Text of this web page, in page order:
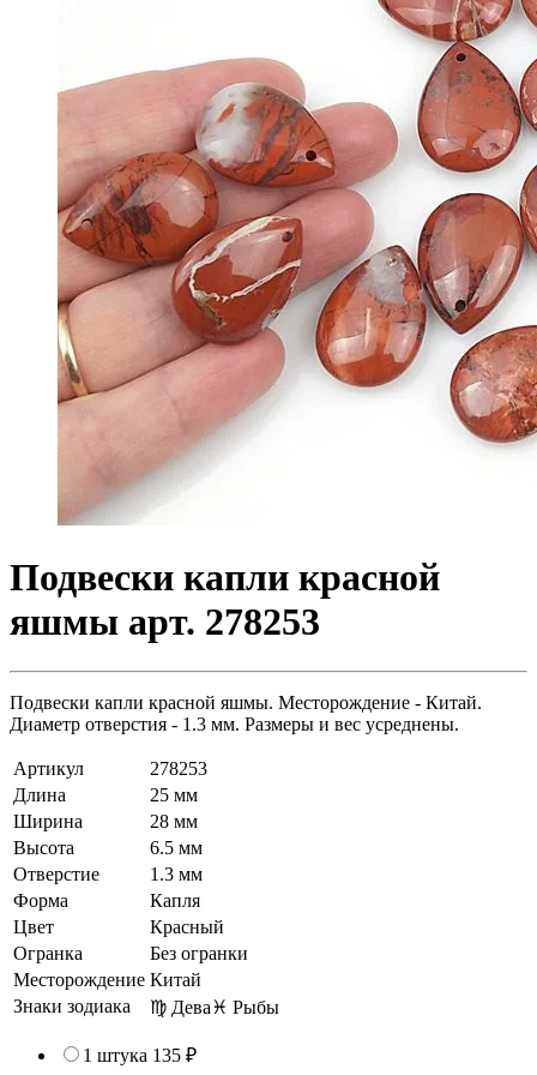
Подвески капли красной
яшмы арт. 278253
Подвески капли красной яшмы. Месторождение - Китай.
Диаметр отверстия - 1.3 мм. Размеры и вес усреднены.
Артикул
278253
Длина
25 мм
Ширина
28 мм
Высота
6.5 мм
Отверстие
1.3 мм
Форма
Капля
Цвет
Красный
Огранка
Без огранки
Месторождение Китай
Знаки зодиака
♍ Дева♓ Рыбы
1 штука 135 ₽